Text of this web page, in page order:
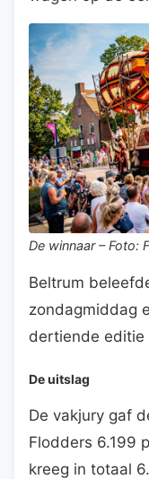
De winnaar – Foto:
Beltrum
zondagmiddag
dertiende editie
De uitslag
De vakjury gaf
Flodders 6.199
kreeg in totaal